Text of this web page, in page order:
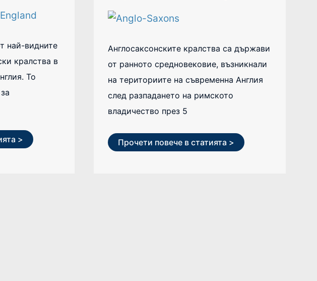
най-видните
кралства в
То
>
Англосаксонските кралства са държави
от ранното средновековие, възникнали
на териториите на съвременна Англия
след разпадането на римското
владичество през 5
Прочети повече в статията >